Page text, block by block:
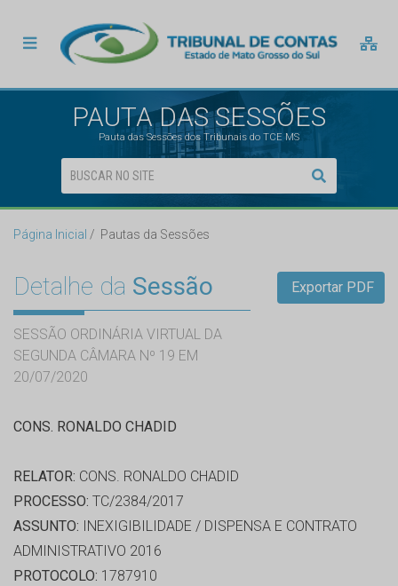
PAUTA DAS SESSÕES
Pauta das Sessões dos Tribunais do TCE MS
Página Inicial Pautas da Sessões
Detalhe da Sessão
SESSÃO ORDINÁRIA VIRTUAL DA
SEGUNDA CÂMARA Nº 19 EM
20/07/2020
Exportar PDF
CONS. RONALDO CHADID
RELATOR: CONS. RONALDO CHADID
PROCESSO: TC/2384/2017
ASSUNTO: INEXIGIBILIDADE / DISPENSA E CONTRATO
ADMINISTRATIVO 2016
PROTOCOLO: 1787910